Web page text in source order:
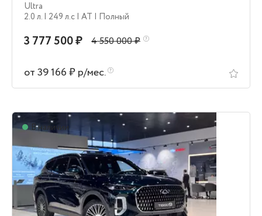
Ultra
2.0 л. | 249 л.c | AT | Полный
3 777 500 ₽ 4 550 000 ₽
от 39 166 ₽ р/мес.
В наличии